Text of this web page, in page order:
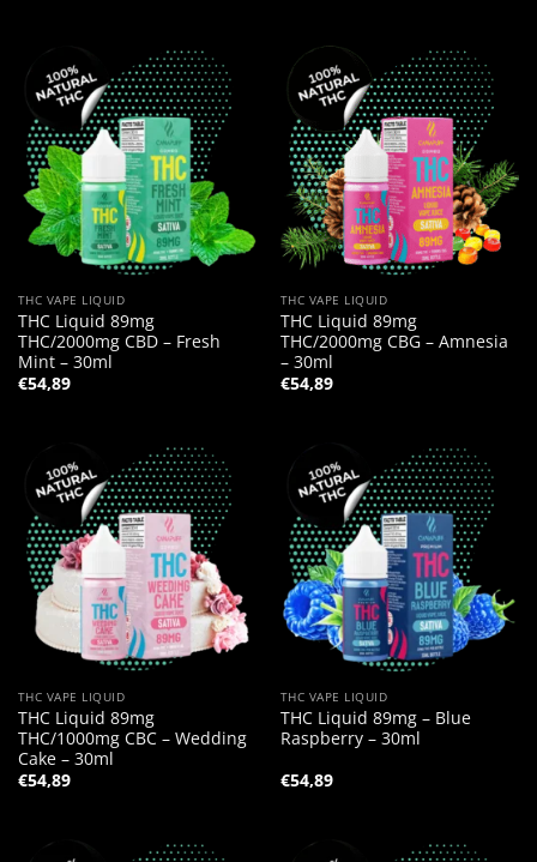
THC VAPE LIQUID
THC Liquid 89mg
THC/2000mg CBD – Fresh
Mint – 30ml
€54,89
THC VAPE LIQUID
THC Liquid 89mg
THC/2000mg CBG – Amnesia
– 30ml
€54,89
THC VAPE LIQUID
THC Liquid 89mg
THC/1000mg CBC – Wedding
Cake – 30ml
€54,89
THC VAPE LIQUID
THC Liquid 89mg – Blue
Raspberry – 30ml
€54,89